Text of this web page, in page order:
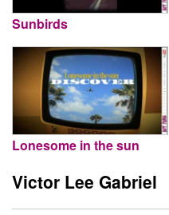
Sunbirds
Lonesome in the sun
Victor Lee Gabriel